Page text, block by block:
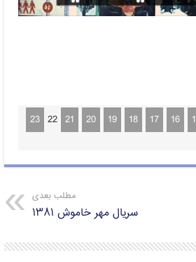
16
17
18
19
20
21
22
23
مطلب بعدی
سریال مهر خاموش ۱۳۸۱